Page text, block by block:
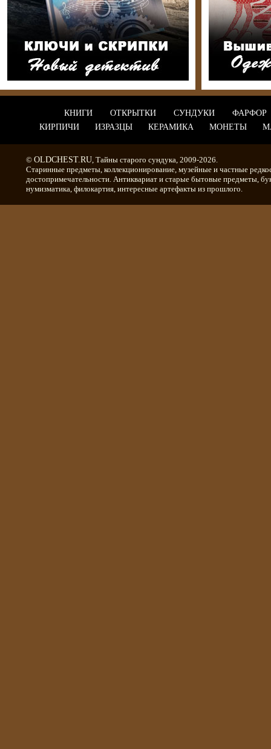
КНИГИ ОТКРЫТКИ СУНДУКИ
ФАРФОР
КИРПИЧИ
ИЗРАЗЦЫ КЕРАМИКА МОНЕТЫ
© OLDCHEST.RU, Тайны старого сундука, 2009-2026.
Старинные предметы, коллекционирование, музейные и частные
достопримечательности. Антиквариат и старые бытовые предметы,
нумизматика, филокартия, интересные артефакты из прошлого.